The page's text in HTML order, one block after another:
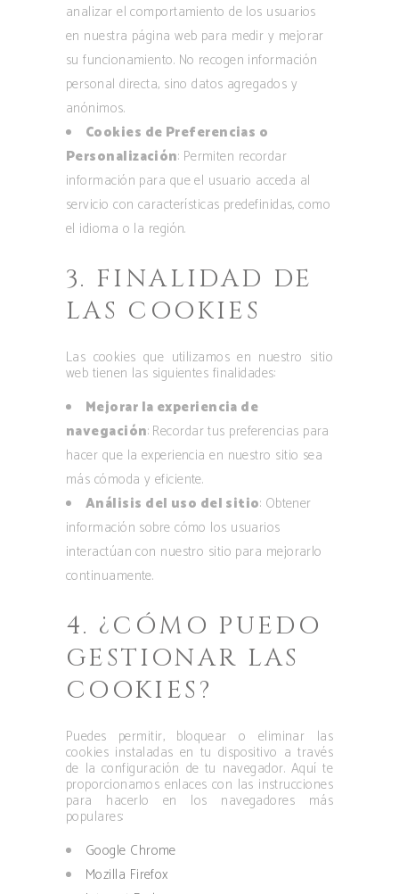
analizar el comportamiento de los usuarios
en nuestra página web para medir y mejorar
su funcionamiento. No recogen información
personal directa, sino datos agregados y
anónimos.
Cookies de Preferencias o
Personalización: Permiten recordar
información para que el usuario acceda al
servicio con características predefinidas, como
el idioma o la región.
3. FINALIDAD DE
LAS COOKIES
Las cookies que utilizamos en nuestro sitio
web tienen las siguientes finalidades:
Mejorar la experiencia de
navegación: Recordar tus preferencias para
hacer que la experiencia en nuestro sitio sea
más cómoda y eficiente.
Análisis del uso del sitio: Obtener
información sobre cómo los usuarios
interactúan con nuestro sitio para mejorarlo
continuamente.
4. ¿CÓMO PUEDO
GESTIONAR LAS
COOKIES?
Puedes permitir, bloquear o eliminar las
cookies instaladas en tu dispositivo a través
de la configuración de tu navegador. Aquí te
proporcionamos enlaces con las instrucciones
para hacerlo en los navegadores más
populares:
Google Chrome
Mozilla Firefox